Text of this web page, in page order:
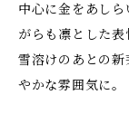
中心に金をあし
がらも凛とした表
雪溶けのあとの
やかな雰囲気に。